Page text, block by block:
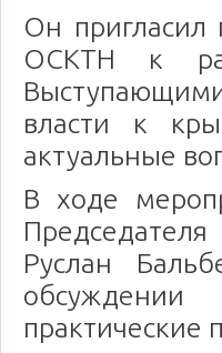
Он пригласил
ОСКТН к
власти к
актуальные
В ходе
Руслан
практические